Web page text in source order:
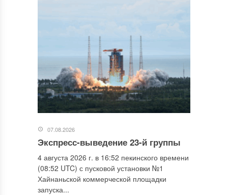
07.08.2026
Экспресс-выведение 23-й группы
4 августа 2026 г. в 16:52 пекинского времени
(08:52 UTC) с пусковой установки №1
Хайнаньской коммерческой площадки
запуска...